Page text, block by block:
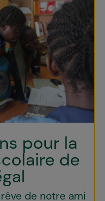
pour la
de
de notre ami